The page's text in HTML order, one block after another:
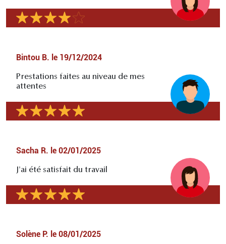
Bintou B. le 19/12/2024
Prestations faites au niveau de mes
attentes
Sacha R. le 02/01/2025
J'ai été satisfait du travail
Solène P. le 08/01/2025